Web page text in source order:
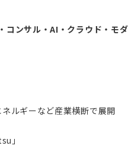
コンサル・AI・クラウド・モ
ルギーなど産業横断で展開
」